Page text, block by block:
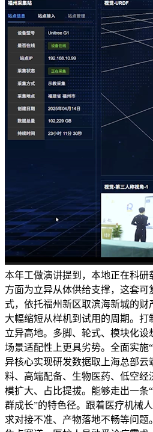
本年工做演讲提到，本地正在科
方面为立异从体供给支撑，这套
式，依托福州新区取滨海新城的财
大幅缩短从样机到试用的周期。
立异高地。多脚、轮式、模块化设
场景适配性上更具劣势。全面实施
异核心实现研发数据取上海总部
料、高端配备、生物医药、低空
模扩大、占比提拔。能够走出一条
群成长”的特色径。跟着医疗机械
求对接不准、产物落地不畅等问题